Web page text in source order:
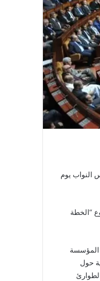
النواب يوم
يونيو الجاري، لموضوع “الخطة
المؤسسة
حول
الطوارئ